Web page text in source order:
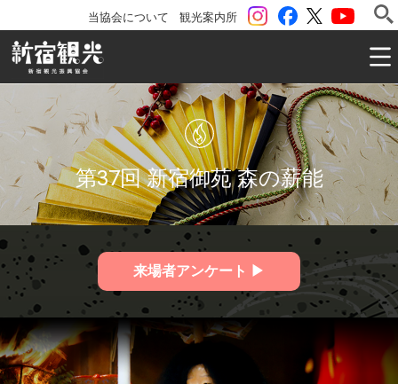
ツイッター
Facebook
instagram
観光案内所
当協会について
一般社団法人 新宿観光振興協会 Shinjuku
第37回 新宿御苑 森の薪能
来場者アンケート ▶